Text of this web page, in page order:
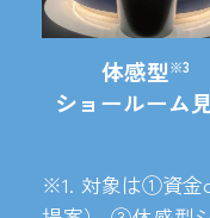
体感型※3
ショールーム
※1. 対象は①資金